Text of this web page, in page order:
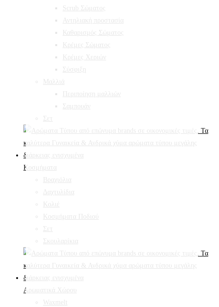
Scrub Σώματος
Αντηλιακή προστασία
Καθαρισμός Σώματος
Κρέμες Σώματος
Κρέμες Χεριών
Σύσφιξη
Mαλλιά
Περιποίηση μαλλιών
Σαμπουάν
Σετ
Κοσμήματα
Βραχιόλια
Δαχτυλίδια
Κολιέ
Κοσμήματα Ποδιού
Σετ
Σκουλαρίκια
Αρωματικά Χώρου
Waxmelt